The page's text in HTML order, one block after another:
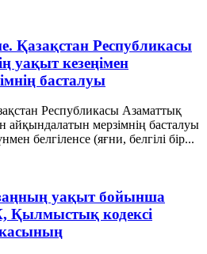
Қазақстан Республикасы
уақыт кезеңімен
басталуы
Республикасы Азаматтық
айқындалатын мерзімнің басталуы
белгіленсе (яғни, белгілі бір...
уақыт бойынша
Қылмыстық кодексi